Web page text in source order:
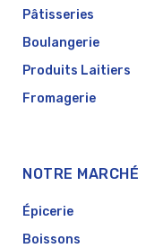
Pâtisseries
Boulangerie
Produits Laitiers
Fromagerie
NOTRE MARCHÉ
Épicerie
Boissons